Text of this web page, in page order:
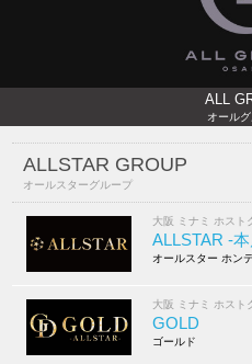
ALL
オール
ALLSTAR GROUP
オールスターグループ
大阪 ミナミ ホスト
ALLSTAR -
オールスター ホン
大阪 ミナミ ホスト
GOLD
ゴールド